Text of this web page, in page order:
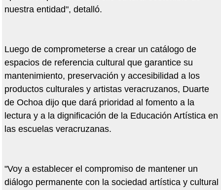
nuestra entidad", detalló.
Luego de comprometerse a crear un catálogo de
espacios de referencia cultural que garantice su
mantenimiento, preservación y accesibilidad a los
productos culturales y artistas veracruzanos, Duarte
de Ochoa dijo que dará prioridad al fomento a la
lectura y a la dignificación de la Educación Artística en
las escuelas veracruzanas.
"Voy a establecer el compromiso de mantener un
diálogo permanente con la sociedad artística y cultural